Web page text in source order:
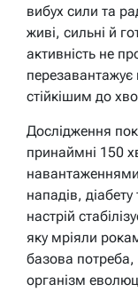
вибух сили та
живі, сильні й
активність не
перезавантажує
стійкішим до
Дослідження
принаймні 150
нападів,
настрій
яку мріяли
базова
організм